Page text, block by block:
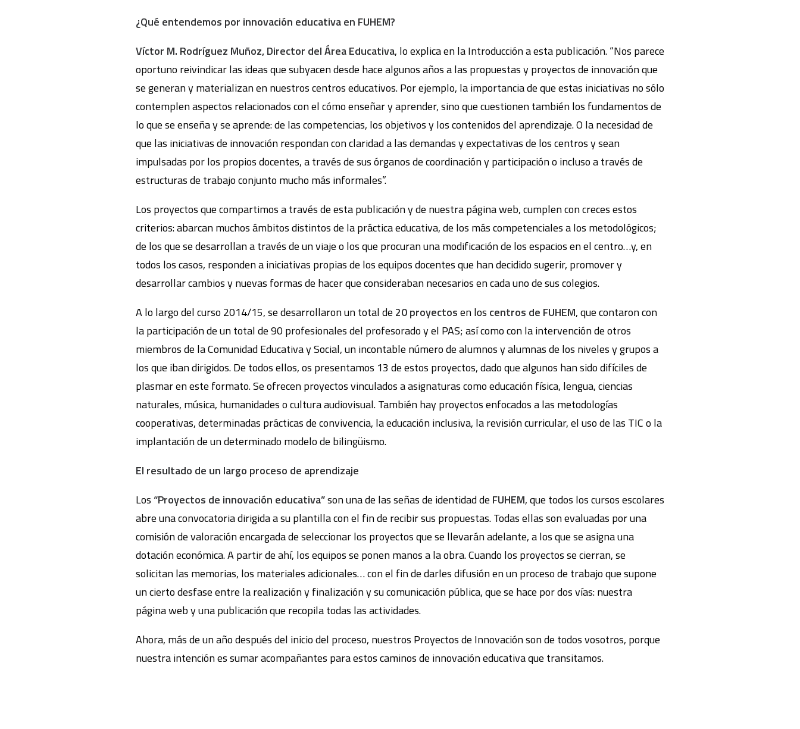
¿Qué entendemos por innovación educativa en FUHEM?
Víctor M. Rodríguez Muñoz, Director del Área Educativa, lo explica en la Introducción a esta publicación. “Nos parece
oportuno reivindicar las ideas que subyacen desde hace algunos años a las propuestas y proyectos de innovación que
se generan y materializan en nuestros centros educativos. Por ejemplo, la importancia de que estas iniciativas no sólo
contemplen aspectos relacionados con el cómo enseñar y aprender, sino que cuestionen también los fundamentos de
lo que se enseña y se aprende: de las competencias, los objetivos y los contenidos del aprendizaje. O la necesidad de
que las iniciativas de innovación respondan con claridad a las demandas y expectativas de los centros y sean
impulsadas por los propios docentes, a través de sus órganos de coordinación y participación o incluso a través de
estructuras de trabajo conjunto mucho más informales”.
Los proyectos que compartimos a través de esta publicación y de nuestra página web, cumplen con creces estos
criterios: abarcan muchos ámbitos distintos de la práctica educativa, de los más competenciales a los metodológicos;
de los que se desarrollan a través de un viaje o los que procuran una modificación de los espacios en el centro…y, en
todos los casos, responden a iniciativas propias de los equipos docentes que han decidido sugerir, promover y
desarrollar cambios y nuevas formas de hacer que consideraban necesarios en cada uno de sus colegios.
A lo largo del curso 2014/15, se desarrollaron un total de 20 proyectosen los centros de FUHEM, que contaron con
la participación de un total de 90 profesionales del profesorado y el PAS; así como con la intervención de otros
miembros de la Comunidad Educativa y Social, un incontable número de alumnos y alumnas de los niveles y grupos a
los que iban dirigidos. De todos ellos, os presentamos 13 de estos proyectos, dado que algunos han sido difíciles de
plasmar en este formato. Se ofrecen proyectos vinculados a asignaturas como educación física, lengua, ciencias
naturales, música, humanidades o cultura audiovisual. También hay proyectos enfocados a las metodologías
cooperativas, determinadas prácticas de convivencia, la educación inclusiva, la revisión curricular, el uso de las TIC o la
implantación de un determinado modelo de bilingüismo.
El resultado de un largo proceso de aprendizaje
Los “Proyectos de innovación educativa”son una de las señas de identidad de FUHEM, que todos los cursos escolares
abre una convocatoria dirigida a su plantilla con el fin de recibir sus propuestas. Todas ellas son evaluadas por una
comisión de valoración encargada de seleccionar los proyectos que se llevarán adelante, a los que se asigna una
dotación económica. A partir de ahí, los equipos se ponen manos a la obra. Cuando los proyectos se cierran, se
solicitan las memorias, los materiales adicionales… con el fin de darles difusión en un proceso de trabajo que supone
un cierto desfase entre la realización y finalización y su comunicación pública, que se hace por dos vías: nuestra
página web y una publicación que recopila todas las actividades.
Ahora, más de un año después del inicio del proceso, nuestros Proyectos de Innovación son de todos vosotros, porque
nuestra intención es sumar acompañantes para estos caminos de innovación educativa que transitamos.